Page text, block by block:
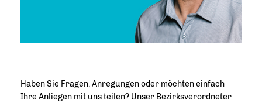
Haben Sie Fragen, Anregungen oder möchten einfach
Ihre Anliegen mit uns teilen? Unser Bezirksverordneter